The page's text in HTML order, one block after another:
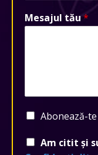
Mesajul tău*
Abonează-
Am citit și